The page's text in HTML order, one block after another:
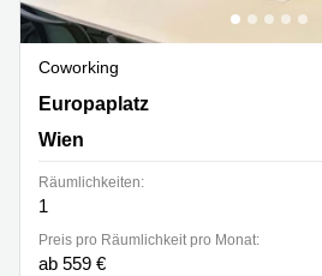
Coworking
Europaplatz 2/1/2 Regus
Europaplatz
Wien
Räumlichkeiten:
1
Preis pro Räumlichkeit pro Monat:
ab 559 €